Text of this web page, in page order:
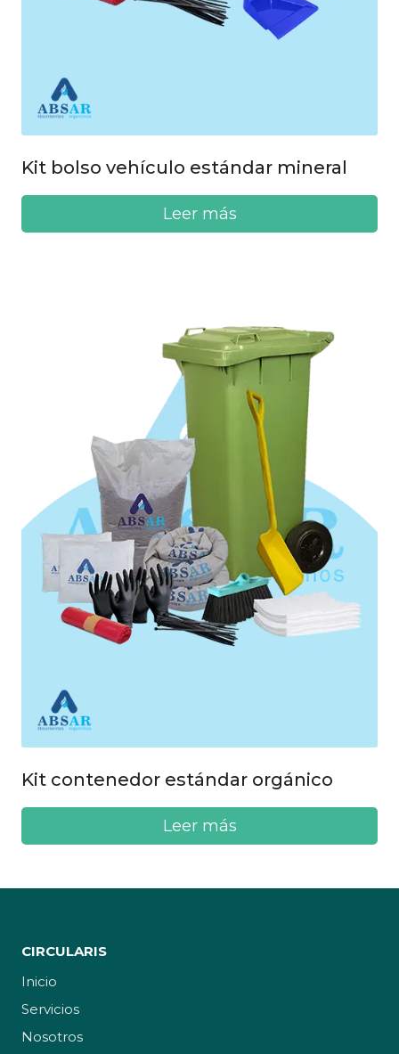
Kit bolso vehículo estándar mineral
Leer más
Kit contenedor estándar orgánico
Leer más
CIRCULARIS
Inicio
Servicios
Nosotros